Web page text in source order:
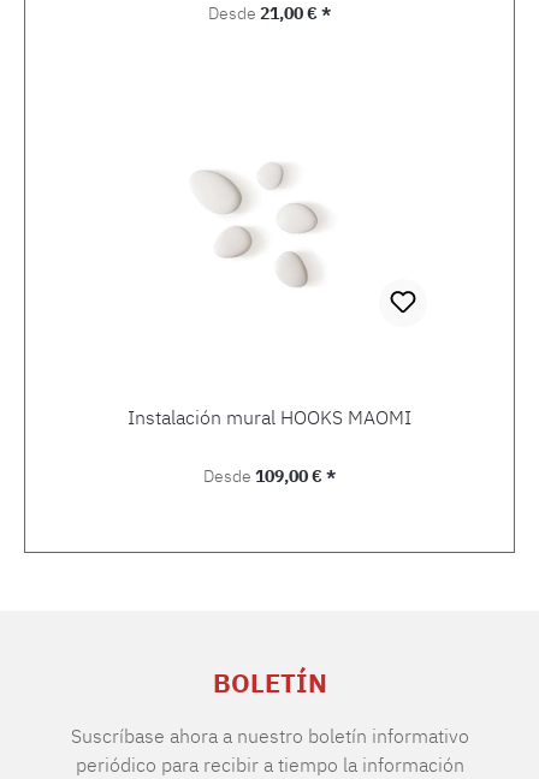
Precio normal:
Desde 21,00 € *
Instalación mural HOOKS MAOMI
Precio normal:
Desde 109,00 € *
BOLETÍN
Suscríbase ahora a nuestro boletín informativo
periódico para recibir a tiempo la información